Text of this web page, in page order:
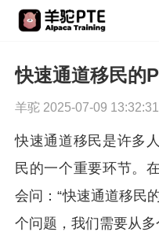
快速通道移民的
羊驼 2025-07-09 13:32:31
快速通道移民是许多
民的一个重要环节。
会问：“快速通道移民
个问题，我们需要从多